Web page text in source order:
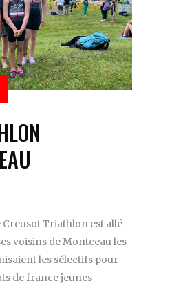
Creusot Triathlon est allé
voisins de Montceau les
les sélectifs pour
de france jeunes